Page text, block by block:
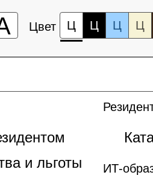
Цвет Ц Ц Ц Ц
и льготы
ИТ-